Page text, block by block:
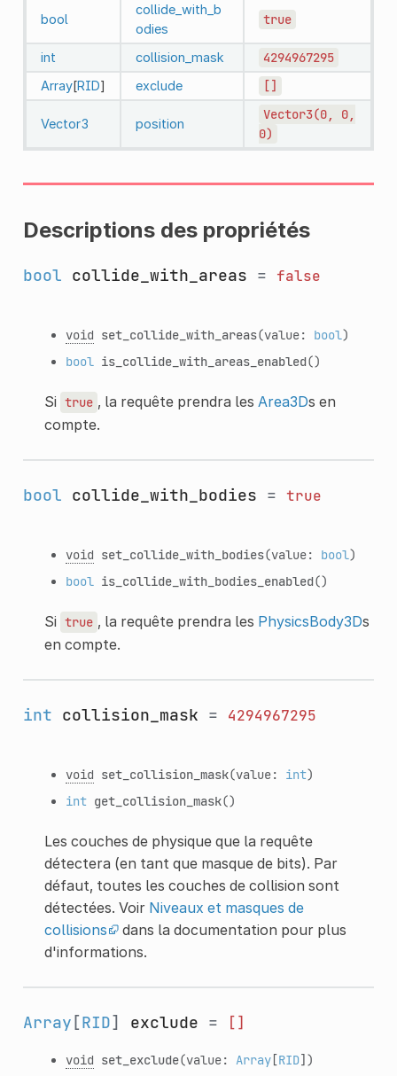
bool
collide_with_b
odies
true
int collision_mask 4294967295
Array[RID] exclude []
Vector3 position
Vector3(0,
0,
0)
Descriptions des propriétés
bool collide_with_areas = false
void set_collide_with_areas(value: bool)
bool is_collide_with_areas_enabled()
Si true , la requête prendra les Area3Ds en
compte.
bool collide_with_bodies = true
void set_collide_with_bodies(value: bool)
bool is_collide_with_bodies_enabled()
Si true , la requête prendra les PhysicsBody3Ds
en compte.
int collision_mask = 4294967295
void set_collision_mask(value: int)
int get_collision_mask()
Les couches de physique que la requête
détectera (en tant que masque de bits). Par
défaut, toutes les couches de collision sont
détectées. Voir Niveaux et masques de
collisions
dans la documentation pour plus
d'informations.
Array [RID] exclude = []
void set_exclude(value: Array[RID])